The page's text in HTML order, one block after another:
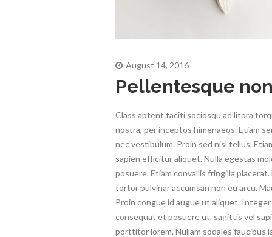
August 14, 2016
Pellentesque
Class aptent taciti sociosqu ad litora
nostra, per inceptos himenaeos. Etiam
nec vestibulum. Proin sed nisl tellus.
sapien efficitur aliquet. Nulla egestas
posuere. Etiam convallis fringilla
tortor pulvinar accumsan non eu arcu.
Proin congue id augue ut aliquet.
consequat et posuere ut, sagittis vel
porttitor lorem. Nullam sodales faucibus